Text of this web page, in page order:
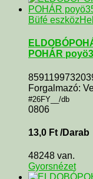
Büfé eszköz
POHÁR
Forgalmazó:
#26FY__/db
0806
13,0 Ft /Darab
48248 van.
Gyorsnézet